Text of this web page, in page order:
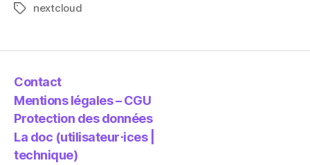
Étiquettes
nextcloud
Contact
Mentions légales – CGU
Protection des données
La doc (utilisateur⋅ices |
technique)